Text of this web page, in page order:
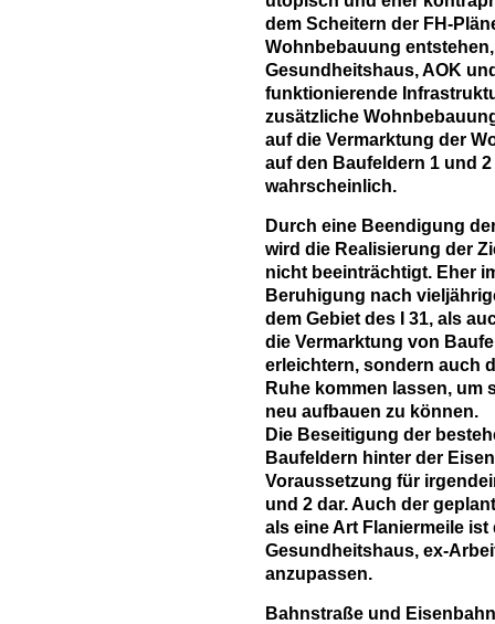
dem Scheitern der FH-
Wohnbebauung
Gesundheitshaus, AOK
funktionierende
zusätzliche
auf die Vermarktung der
auf den Baufeldern 1 und
wahrscheinlich.
Durch eine Beendigung
wird die Realisierung der
nicht beeinträchtigt. Eher
Beruhigung nach
dem Gebiet des I 31, als
die Vermarktung von
erleichtern, sondern auch
Ruhe kommen lassen,
neu aufbauen zu können.
Die Beseitigung der
Baufeldern hinter der
Voraussetzung für
und 2 dar. Auch der
als eine Art Flaniermeile
Gesundheitshaus, ex-
anzupassen.
Bahnstraße und